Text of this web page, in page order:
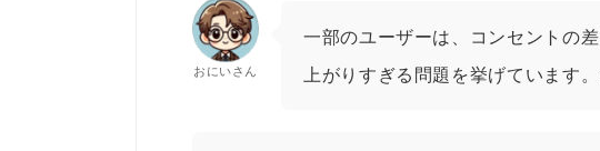
おにいさん
一部のユーザーは、コンセントの
上がりすぎる問題を挙げています